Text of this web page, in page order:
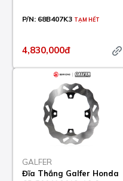
P/N: 68B407K3 TẠM HẾT
4,830,000đ
GALFER
Đĩa Thắng Galfer Honda